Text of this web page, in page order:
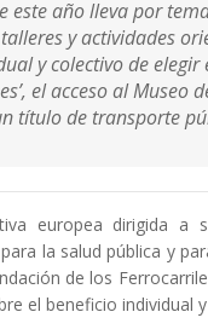
año lleva por
y actividades
y colectivo de
el acceso al Museo
título de transporte
europea dirigida a
la salud pública y
de los
el beneficio individual